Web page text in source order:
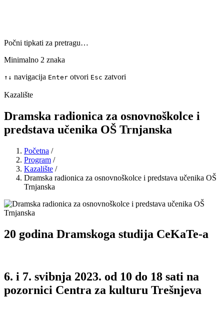
Počni tipkati za pretragu…
Minimalno 2 znaka
↑ ↓ navigacija Enter otvori Esc zatvori
Kazalište
Dramska radionica za osnovnoškolce i
predstava učenika OŠ Trnjanska
Početna /
Program /
Kazalište /
Dramska radionica za osnovnoškolce i predstava učenika OŠ
Trnjanska
20 godina Dramskoga studija CeKaTe-a
6. i 7. svibnja 2023. od 10 do 18 sati na
pozornici Centra za kulturu Trešnjeva